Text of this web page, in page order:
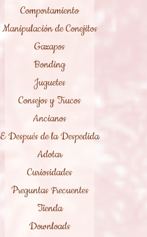
Comportamiento
Manipulación de Conejitos
Gazapos
Bonding
Juguetes
Consejos y Trucos
Ancianos
E Después de la Despedida
Adotar
Curiosidades
Preguntas Frecuentes
Tienda
Downloads